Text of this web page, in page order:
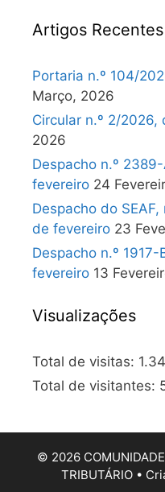
Artigos Recentes
Portaria n.º 104/
Março, 2026
Circular n.º 2/
2026
Despacho n.º
fevereiro 24
Despacho do
de fevereiro 23
Despacho n.º
fevereiro 13
Visualizações
Total de visitas:
Total de visitantes:
© 2026
TRIBUTÁRIO•